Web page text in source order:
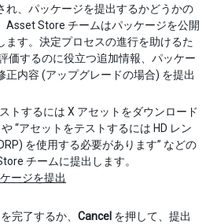
れ、パッケージを提出するかどうかの
Asset Store チームはパッケージを公開
ます。決定プロセスの進行を助けるた
価するのに役立つ追加情報、パッケー
正内容 (アップグレードの場合) を提出
トするには X アセットをダウンロード
“アセットをテストするには HD レン
を使用する必要があります” などの
チームに提出します。
ージを提出
完了するか、 Cancel を押して、提出